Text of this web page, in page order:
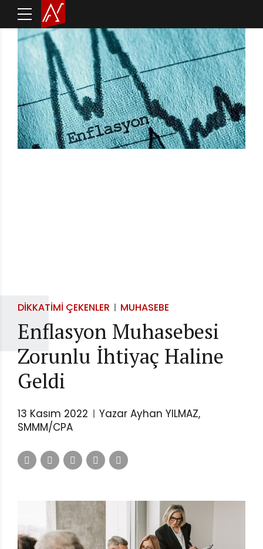
DIKKATIMI ÇEKENLER MUHASEBE
Enflasyon Muhasebesi
Zorunlu İhtiyaç Haline
Geldi
13 Kasım 2022
Yazar Ayhan YILMAZ,
SMMM/CPA